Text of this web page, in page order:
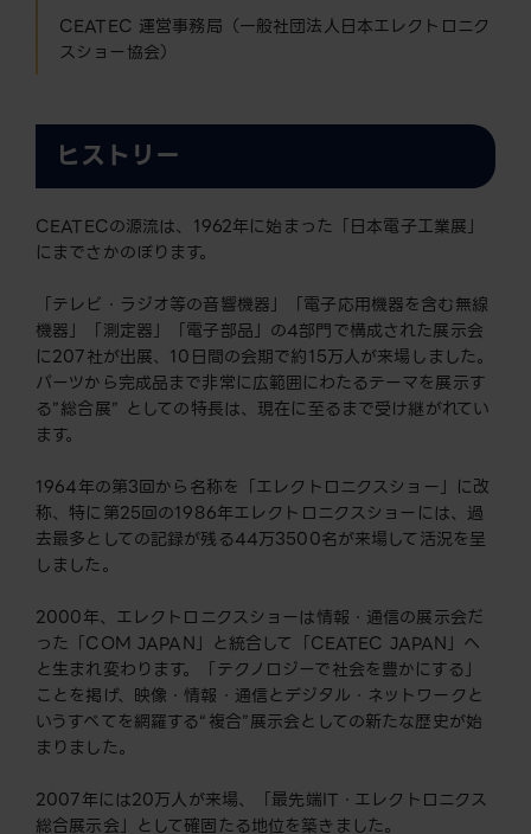
CEATEC 運営事務局（一般社団法人日本エレクトロニク
スショー協会）
ヒストリー
CEATECの源流は、1962年に始まった「日本電子工業展」
にまでさかのぼります。
「テレビ・ラジオ等の音響機器」「電子応用機器を含む無線
機器」「測定器」「電子部品」の4部門で構成された展示会
に207社が出展、10日間の会期で約15万人が来場しました。
パーツから完成品まで非常に広範囲にわたるテーマを展示す
る”総合展” としての特長は、現在に至るまで受け継がれてい
ます。
1964年の第3回から名称を「エレクトロニクスショー」に改
称、特に第25回の1986年エレクトロニクスショーには、過
去最多としての記録が残る44万3500名が来場して活況を呈
しました。
2000年、エレクトロニクスショーは情報・通信の展示会だ
った「COM JAPAN」と統合して「CEATEC JAPAN」へ
と生まれ変わります。「テクノロジーで社会を豊かにする」
ことを掲げ、映像・情報・通信とデジタル・ネットワークと
いうすべてを網羅する“複合”展示会としての新たな歴史が始
まりました。
2007年には20万人が来場、「最先端IT・エレクトロニクス
総合展示会」として確固たる地位を築きました。